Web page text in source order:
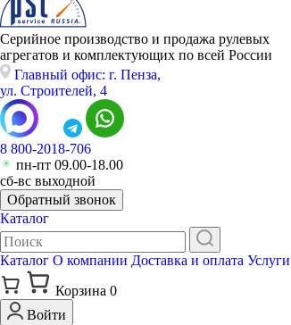
Серийное производство и продажа рулевых
агрегатов и комплектующих по всей России
Главный офис: г. Пенза,
ул. Строителей, 4
8 800-2018-706
пн-пт 09.00-18.00
сб-вс выходной
Обратный звонок
Каталог
Каталог О компании Доставка и оплата Услуги
Корзина 0
Войти